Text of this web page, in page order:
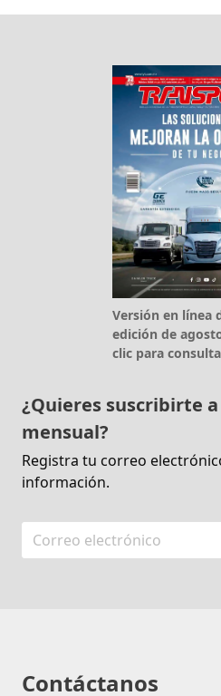
Versión en línea
edición de
clic para
¿Quieres suscribirte
mensual?
Registra tu correo
información.
Contáctanos